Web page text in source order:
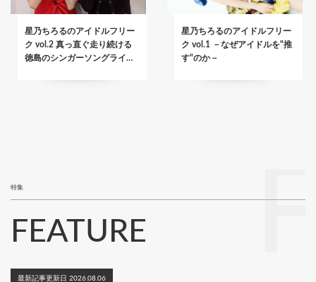
星乃ちろるのアイドルフリー
ク vol.2 真っ直ぐ走り続ける
徳島のシンガーソングライ…
星乃ちろるのアイドルフリー
ク vol.1 －なぜアイドルを"推
す"のか－
特集
FEATURE
最新記事更新日 2026.08.06